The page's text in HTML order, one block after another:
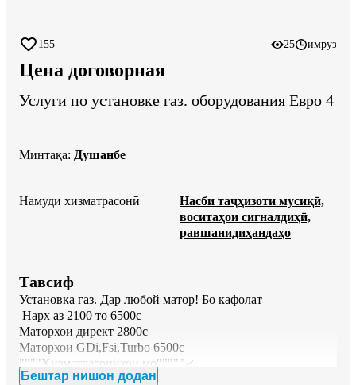
155 25 имрӯз
Цена договорная
Услуги по установке газ. оборудования Евро 4
Минтақа: Душанбе
Намуди хизматрасонӣ
Насби таҷҳизоти мусиқӣ,
воситаҳои сигналдиҳӣ,
равшанидиҳандаҳо
Тавсиф
Установка газ. Дар любой матор! Бо кафолат
Маторхои директ 2800с
Маторхои GDi,Fsi,Turbo 6500с
""""Хизматрасонихои мо"""""↙️
Ташхиси компютери
Бештар нишон додан